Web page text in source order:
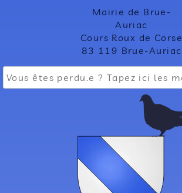
Mairie de Brue-
Auriac
Cours Roux de Corse
83 119 Brue-Auriac